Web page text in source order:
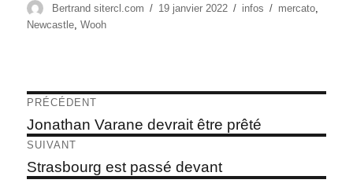
Auteur
Bertrand sitercl.com
Publié
19 janvier 2022 Catégories
infos Étiquettes
mercato
Newcastle,Wooh
Navigation
de
l’article
PRÉCÉDENT
Article
précédent :
Jonathan Varane devrait être prêté
SUIVANT
Article
suivant :
Strasbourg est passé devant